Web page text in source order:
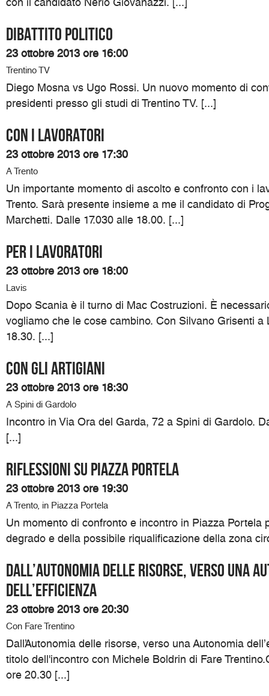
Dibattito politico
23 ottobre 2013 ore 16:00
Trentino TV
Diego Mosna vs Ugo Rossi. Un nuovo momento di
presidenti presso gli studi di Trentino TV. [...]
Con i lavoratori
23 ottobre 2013 ore 17:30
A Trento
Un importante momento di ascolto e confronto con i
Trento. Sarà presente insieme a me il candidato di
Marchetti. Dalle 17.030 alle 18.00. [...]
Per i lavoratori
23 ottobre 2013 ore 18:00
Lavis
Dopo Scania è il turno di Mac Costruzioni. È
vogliamo che le cose cambino. Con Silvano Grisenti a
18.30. [...]
Con gli artigiani
23 ottobre 2013 ore 18:30
A Spini di Gardolo
Incontro in Via Ora del Garda, 72 a Spini di Gardolo.
[...]
RIFLESSIONI SU PIAZZA PORTELA
23 ottobre 2013 ore 19:30
A Trento, in Piazza Portela
Un momento di confronto e incontro in Piazza Portela
degrado e della possibile riqualificazione della zona
Dall’Autonomia delle risorse, verso una
dell’efficienza
23 ottobre 2013 ore 20:30
Con Fare Trentino
Dall’Autonomia delle risorse, verso una Autonomia
titolo dell'incontro con Michele Boldrin di Fare
ore 20.30 [...]